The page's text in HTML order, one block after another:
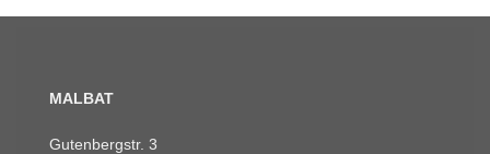
MALBAT
Gutenbergstr. 3